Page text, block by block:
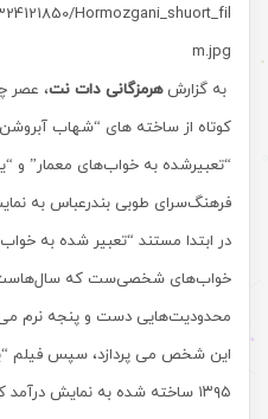
به گزارشهرمزگانی دات نت
کوتاه از ساخته های “شهاب
“تعبیرشده به خواب‌های معمار” و
فرهنگ‌سرای طوبی بندرعباس به
در ابتدا مستند “تعبیر شده به
خواب‌های شخصی‌ست که سال‌هاست
محدودیت‌هایی دست و پنجه نرم‌
این شخص می پردازد، سپس فیلم
۱۳۹۵ ساخته شده به نمایش